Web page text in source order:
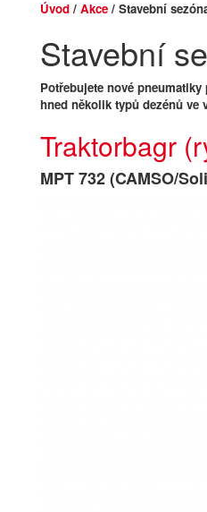
Úvod / Akce / Stavební
Stavební
Potřebujete nové
hned několik typů dezénů ve
Traktorbagr
MPT 732 (CAMSO/